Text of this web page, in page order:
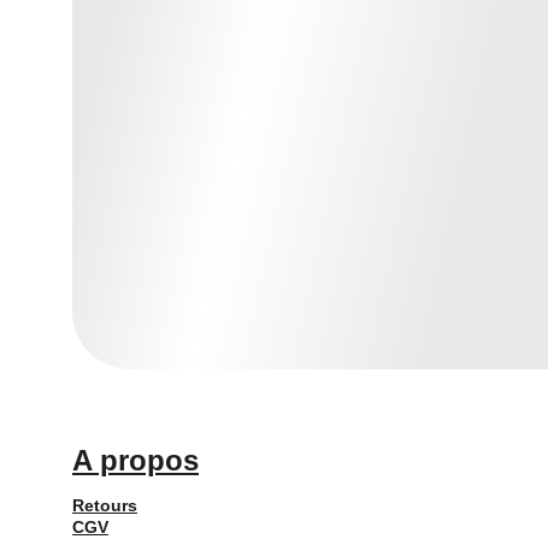
CGV
Retours
A propos